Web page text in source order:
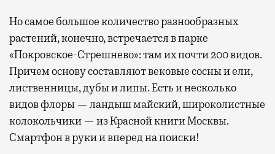
Но самое большое количество разнообразных
растений, конечно, встречается в парке
«Покровское-Стрешнево»: там ихпочти 200 видов.
Причем основу составляют вековые сосны и ели,
лиственницы, дубы и липы. Есть и несколько
видов флоры — ландыш майский, широколистные
колокольчики — из Красной книги Москвы.
Смартфон в руки и вперед на поиски!